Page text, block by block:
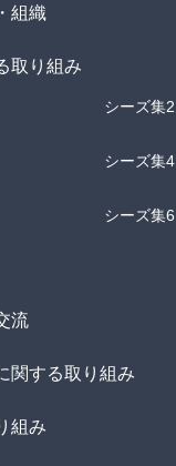
組織
取り組み
シーズ集2
シーズ集4
シーズ集6
流
関する取り組み
組み